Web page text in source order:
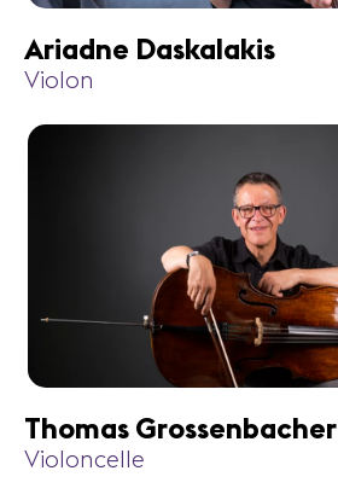
Ariadne Daskalakis
Violon
Thomas Grossenbacher
Violoncelle